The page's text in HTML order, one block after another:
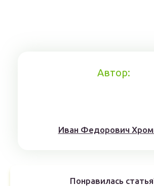
Автор:
Иван Федорович
Понравилась